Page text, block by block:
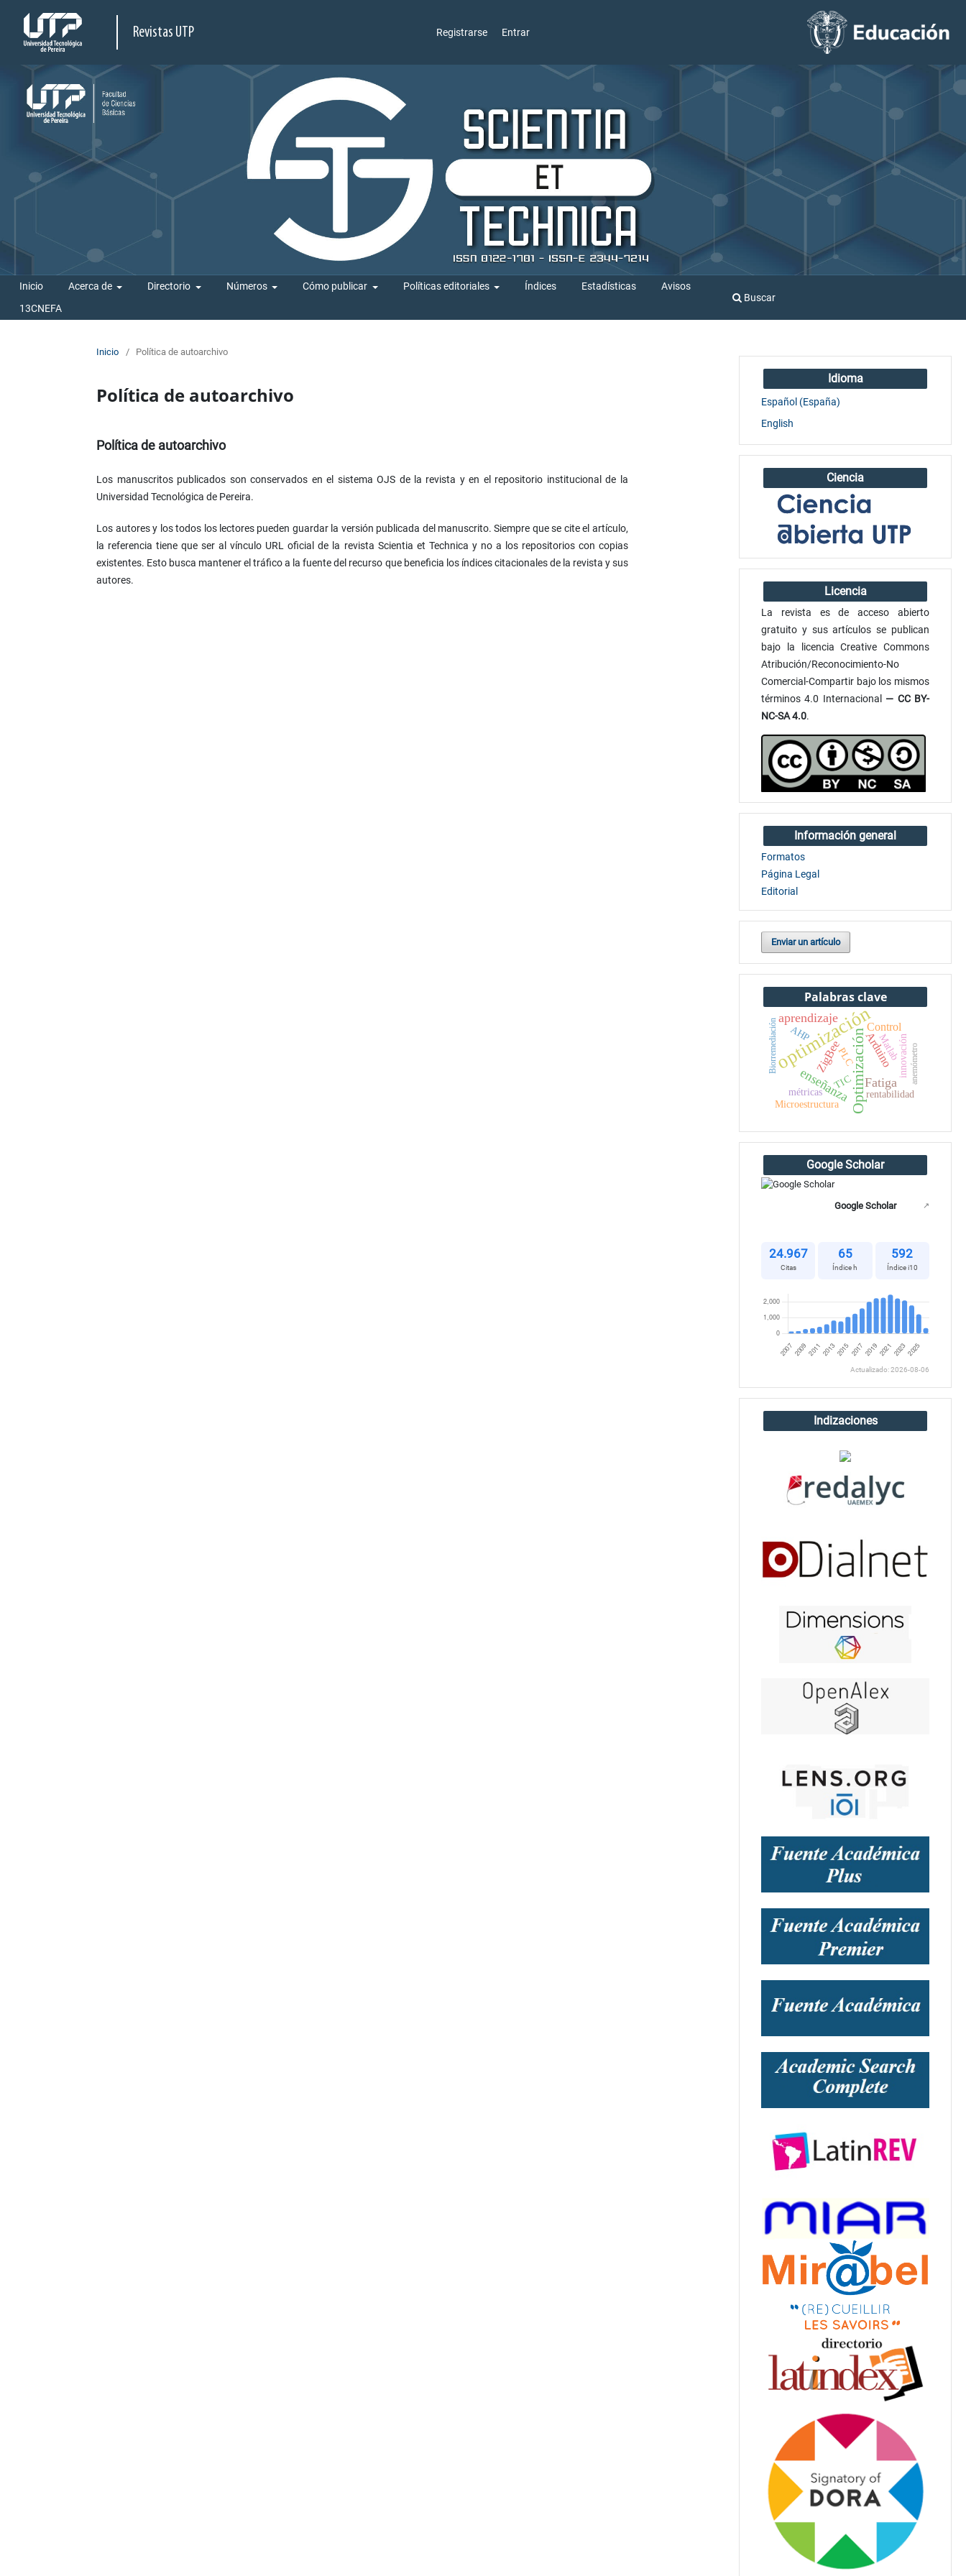
Revistas UTP Registrarse Entrar
Inicio Acerca de Directorio Números Cómo publicar Políticas editoriales Índices Estadísticas
Avisos
13CNEFA
Buscar
Inicio / Política de autoarchivo
Política de autoarchivo
Política de autoarchivo
Los manuscritos publicados son conservados en el sistema OJS de la revista y en el repositorio institucional de la
Universidad Tecnológica de Pereira.
Los autores y los todos los lectores pueden guardar la versión publicada del manuscrito. Siempre que se cite el artículo,
la referencia tiene que ser al vínculo URL oficial de la revista Scientia et Technica y no a los repositorios con copias
existentes. Esto busca mantener el tráfico a la fuente del recurso que beneficia los índices citacionales de la revista y sus
autores.
Idioma
Español (España)
English
Ciencia
Licencia
La revista es de acceso abierto
gratuito y sus artículos se publican
bajo la licencia Creative Commons
Atribución/Reconocimiento-No
Comercial-Compartir bajo los mismos
términos 4.0 Internacional — CC BY-
NC-SA 4.0.
Información general
Formatos
Página Legal
Editorial
Enviar un artículo
Palabras clave
optimización
OptimizaciónFatiga
enseñanza
aprendizaje
Arduino
ZigBee
Control
métricas
TIC
innovación
PLC
rentabilidad
Microestructura
AHP Matlab
Biorremediación anemómetro
Google Scholar
Google Scholar ↗
24.967
Citas
65
Índice h
592
Índice i10
Actualizado: 2026-08-06
Indizaciones